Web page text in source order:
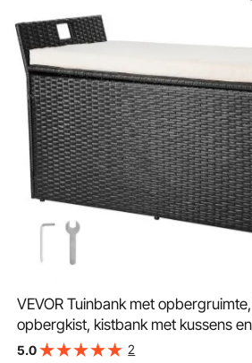
VEVOR Tuinbank met
opbergkist, kistbank met kussens
de zijkant, ondersteunt tot 360 kg,
5.0 2